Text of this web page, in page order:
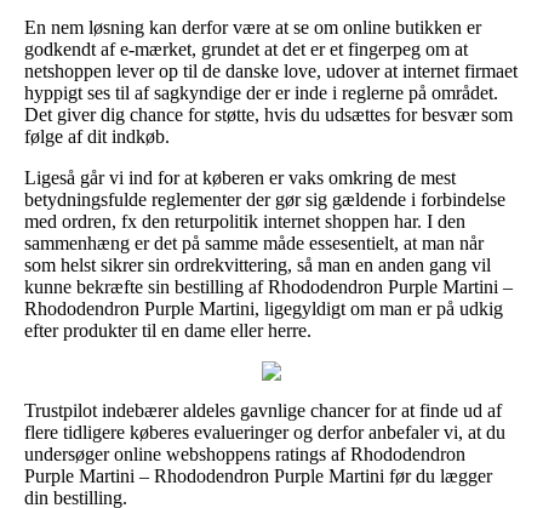
En nem løsning kan derfor være at se om online butikken er
godkendt af e-mærket, grundet at det er et fingerpeg om at
netshoppen lever op til de danske love, udover at internet firmaet
hyppigt ses til af sagkyndige der er inde i reglerne på området.
Det giver dig chance for støtte, hvis du udsættes for besvær som
følge af dit indkøb.
Ligeså går vi ind for at køberen er vaks omkring de mest
betydningsfulde reglementer der gør sig gældende i forbindelse
med ordren, fx den returpolitik internet shoppen har. I den
sammenhæng er det på samme måde essesentielt, at man når
som helst sikrer sin ordrekvittering, så man en anden gang vil
kunne bekræfte sin bestilling af Rhododendron Purple Martini –
Rhododendron Purple Martini, ligegyldigt om man er på udkig
efter produkter til en dame eller herre.
Trustpilot indebærer aldeles gavnlige chancer for at finde ud af
flere tidligere køberes evalueringer og derfor anbefaler vi, at du
undersøger online webshoppens ratings af Rhododendron
Purple Martini – Rhododendron Purple Martini før du lægger
din bestilling.